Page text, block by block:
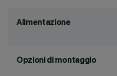
Alimentazione
Opzioni di montaggio